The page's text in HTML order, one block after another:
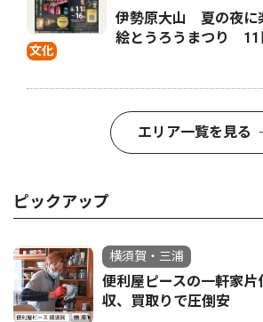
文化
伊勢原大山 夏の夜に
絵とうろうまつり 11
エリア一覧を見る
ピックアップ
横須賀・三浦
便利屋ピースの一軒家
収、買取りで圧倒安